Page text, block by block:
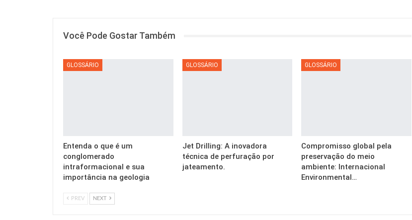
Você Pode Gostar Também
GLOSSÁRIO
Entenda o que é um
conglomerado
intraformacional e sua
importância na geologia
GLOSSÁRIO
Jet Drilling: A inovadora
técnica de perfuração por
jateamento.
GLOSSÁRIO
Compromisso global pela
preservação do meio
ambiente: Internacional
Environmental…
PREV NEXT